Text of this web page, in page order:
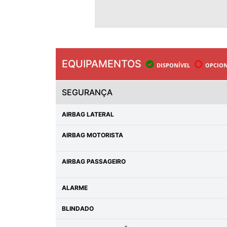
EQUIPAMENTOS DISPONÍVEL
SEGURANÇA
AIRBAG LATERAL
AIRBAG MOTORISTA
AIRBAG PASSAGEIRO
ALARME
BLINDADO